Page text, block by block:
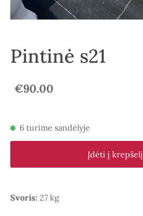
Pintinė s21
€90.00
6 turime sandėlyje
Įdėti į krepšelį
Svoris: 27 kg